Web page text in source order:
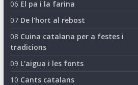
06 El pa i la farina
07 De l’hort al rebost
08 Cuina catalana per a festes i
tradicions
09 L'aigua i les fonts
10 Cants catalans